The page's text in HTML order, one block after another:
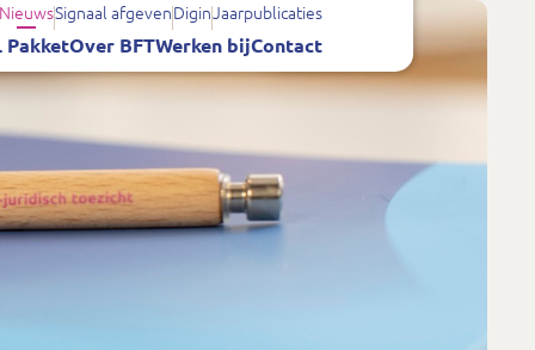
NieuwsSignaal afgevenDiginJaarpublicaties
PakketOver BFTWerken bijContact